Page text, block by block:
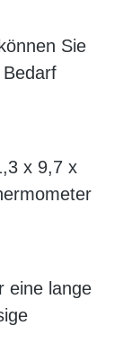
Sie
x 9,7 x
eine lange